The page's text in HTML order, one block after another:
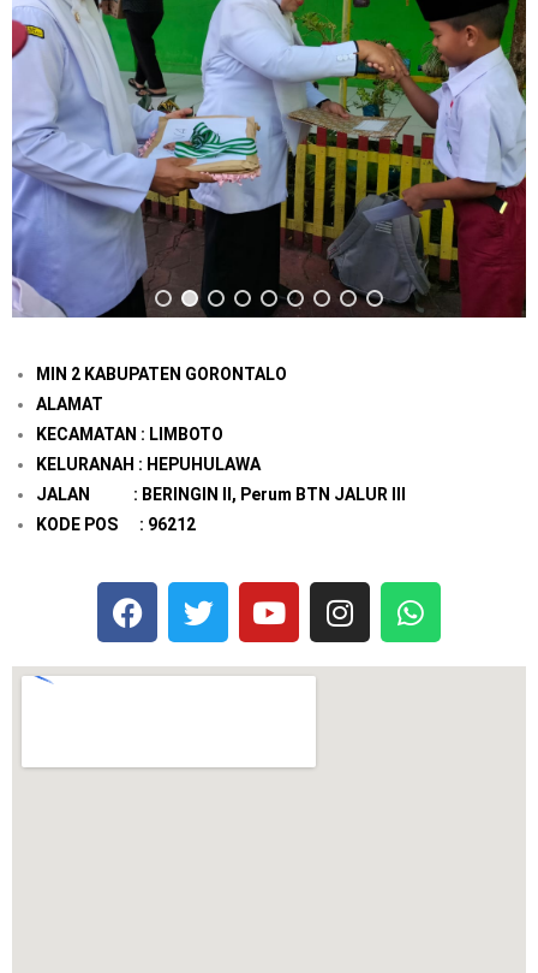
MIN 2 KABUPATEN GORONTALO
ALAMAT
KECAMATAN : LIMBOTO
KELURANAH : HEPUHULAWA
JALAN : BERINGIN II, Perum BTN JALUR III
KODE POS : 96212